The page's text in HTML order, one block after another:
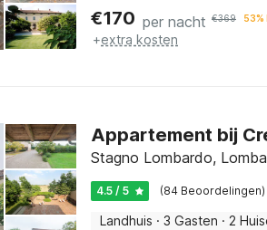
€170 per nacht €369
+extra kosten
Appartement bij
Stagno Lombardo,
4.5 / 5 (84 Beoordelingen)
Landhuis · 3 Gasten · 2